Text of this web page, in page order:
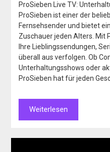
ProSieben Live TV:
ProSieben ist einer der
Fernsehsender und bietet
Zuschauer jeden Alters. Mit
Ihre Lieblingssendungen,
überall aus verfolgen. Ob
Unterhaltungsshows oder
ProSieben hat für jeden
Weiterlesen